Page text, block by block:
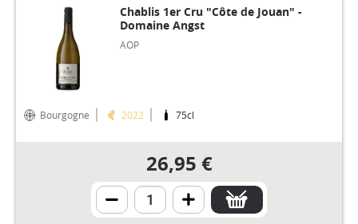
Chablis 1er Cru "Côte de Jouan" -
Domaine Angst
AOP
Bourgogne 2022 75cl
26,95 €